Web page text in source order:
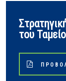
του